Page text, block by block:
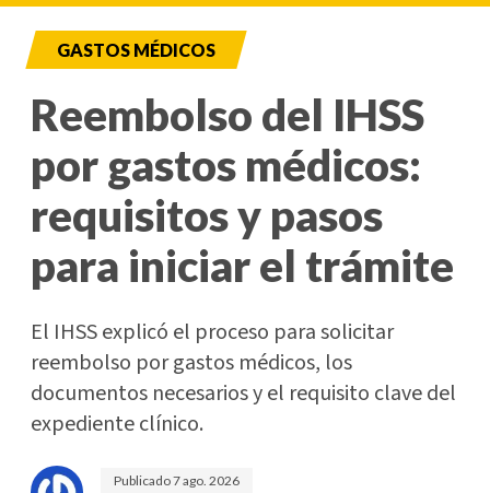
GASTOS MÉDICOS
Reembolso del IHSS
por gastos médicos:
requisitos y pasos
para iniciar el trámite
El IHSS explicó el proceso para solicitar
reembolso por gastos médicos, los
documentos necesarios y el requisito clave del
expediente clínico.
Publicado7 ago. 2026